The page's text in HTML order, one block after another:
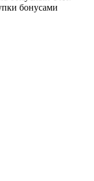
бонусами